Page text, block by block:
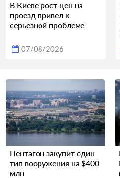
В Киеве рост цен на
проезд привел к
серьезной проблеме
07/08/2026
Пентагон закупит один
тип вооружения на $400
млн